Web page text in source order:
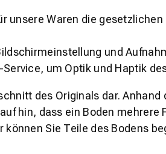
unsere Waren die
und
um Optik und Haptik
des Originals dar.
hin, dass ein Boden
Sie Teile des Bodens